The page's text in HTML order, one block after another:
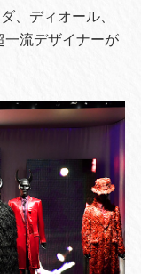
、ディオール、
流デザイナーが